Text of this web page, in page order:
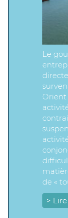
Le
Orient
de «
>